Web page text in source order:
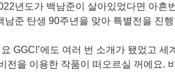
년도가 백남준이 살아있었다면 아흔
남준 탄생 90주년을 맞아 특별전을 진
GGC!’에도 여러 번 소개가 됐었고
전을 이용한 작품이 떠오르실 꺼에요.